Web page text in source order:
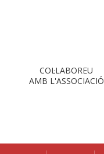
COL·LABOREU
AMB L'ASSOCIACIÓ